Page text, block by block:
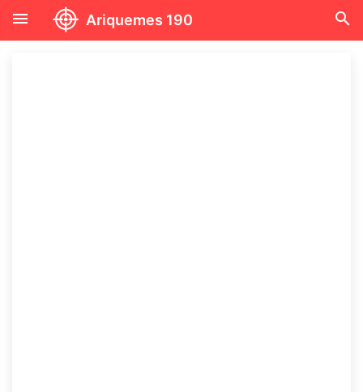
menu Ariquemes 190 search